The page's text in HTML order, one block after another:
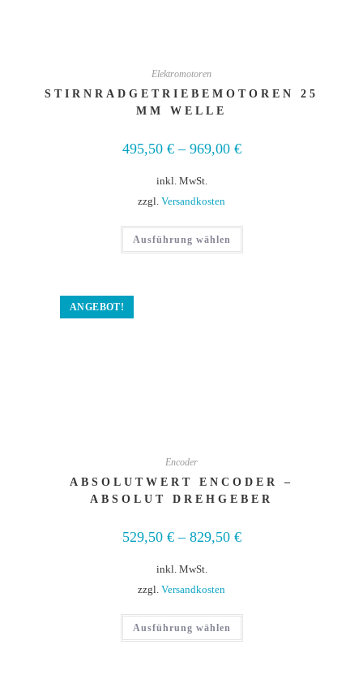
Elektromotoren
STIRNRADGETRIEBEMOTOREN 25
MM WELLE
495,50 €– 969,00 €
inkl. MwSt.
zzgl. Versandkosten
Ausführung wählen
ANGEBOT!
Encoder
ABSOLUTWERT ENCODER –
ABSOLUT DREHGEBER
529,50 €– 829,50 €
inkl. MwSt.
zzgl. Versandkosten
Ausführung wählen